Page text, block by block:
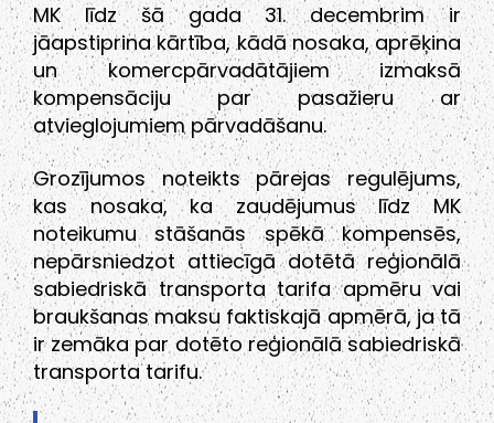
MK līdz šā gada 31. decembrim ir
jāapstiprina kārtība, kādā nosaka, aprēķina
un komercpārvadātājiem izmaksā
kompensāciju par pasažieru ar
atvieglojumiem pārvadāšanu.
Grozījumos noteikts pārejas regulējums,
kas nosaka, ka zaudējumus līdz MK
noteikumu stāšanās spēkā kompensēs,
nepārsniedzot attiecīgā dotētā reģionālā
sabiedriskā transporta tarifa apmēru vai
braukšanas maksu faktiskajā apmērā, ja tā
ir zemāka par dotēto reģionālā sabiedriskā
transporta tarifu.